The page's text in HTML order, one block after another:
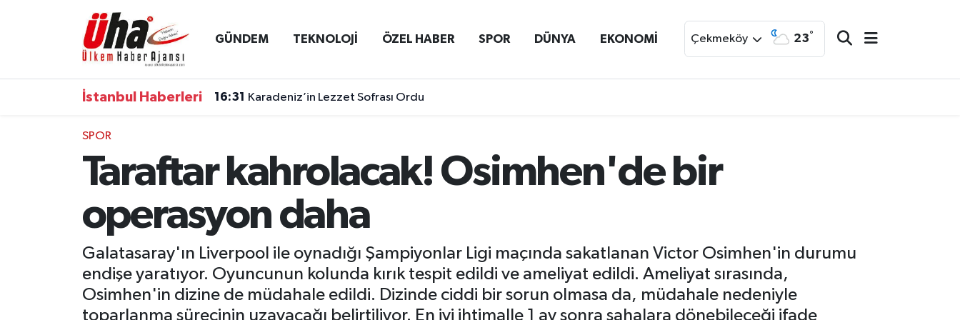
GÜNDEM TEKNOLOJİ ÖZEL HABER SPOR DÜNYA EKONOMİ Çekmeköy 23°
İstanbul Haberleri 16:31 Karadeniz’in Lezzet Sofrası Ordu
SPOR
Taraftar kahrolacak! Osimhen'de bir
operasyon daha
Galatasaray'ın Liverpool ile oynadığı Şampiyonlar Ligi maçında sakatlanan Victor Osimhen'in durumu
endişe yaratıyor. Oyuncunun kolunda kırık tespit edildi ve ameliyat edildi. Ameliyat sırasında,
Osimhen'in dizine de müdahale edildi. Dizinde ciddi bir sorun olmasa da, müdahale nedeniyle
toparlanma sürecinin uzayacağı belirtiliyor. En iyi ihtimalle 1 ay sonra sahalara dönebileceği ifade
İstanbul Nöbetçi Eczaneler
İstanbul Hava Durumu
İstanbul Trafik Yoğunluk Haritası
Tüm Manşetler
Son Dakika Haberleri
Haber Arşivi